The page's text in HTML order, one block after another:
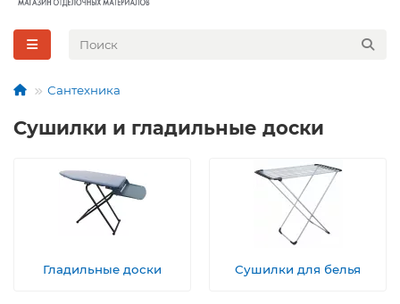
Сантехника
Сушилки и гладильные доски
Гладильные доски Сушилки для белья